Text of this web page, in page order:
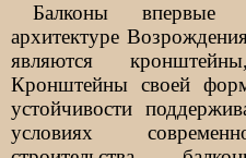
Балконы впервые
архитектуре
являются
Кронштейны своей
устойчивости
условиях